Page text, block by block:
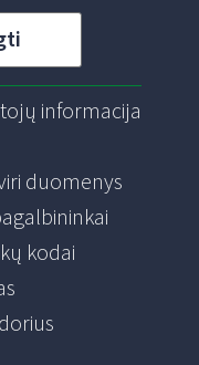
informacija
duomenys
kodai